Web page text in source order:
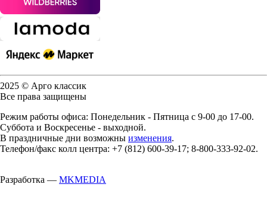
2025 © Арго классик
Все права защищены
Режим работы офиса: Понедельник - Пятница с 9-00 до 17-00.
Суббота и Воскресенье - выходной.
В праздничные дни возможны изменения.
Телефон/факс колл центра: +7 (812) 600-39-17; 8-800-333-92-02.
Разработка — MKMEDIA